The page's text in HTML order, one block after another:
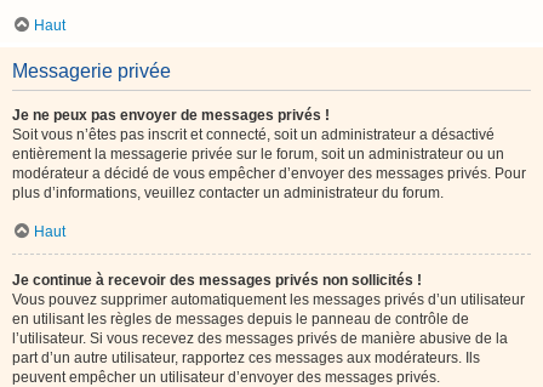
Haut
Messagerie privée
Je ne peux pas envoyer de messages privés !
Soit vous n’êtes pas inscrit et connecté, soit un administrateur a désactivé
entièrement la messagerie privée sur le forum, soit un administrateur ou un
modérateur a décidé de vous empêcher d’envoyer des messages privés. Pour
plus d’informations, veuillez contacter un administrateur du forum.
Haut
Je continue à recevoir des messages privés non sollicités !
Vous pouvez supprimer automatiquement les messages privés d’un utilisateur
en utilisant les règles de messages depuis le panneau de contrôle de
l’utilisateur. Si vous recevez des messages privés de manière abusive de la
part d’un autre utilisateur, rapportez ces messages aux modérateurs. Ils
peuvent empêcher un utilisateur d’envoyer des messages privés.